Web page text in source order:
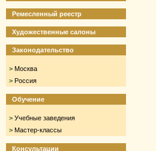
Ремесленный реестр
Художественные салоны
Законодательство
> Москва
> Россия
Обучение
> Учебные заведения
> Мастер-классы
Консультации